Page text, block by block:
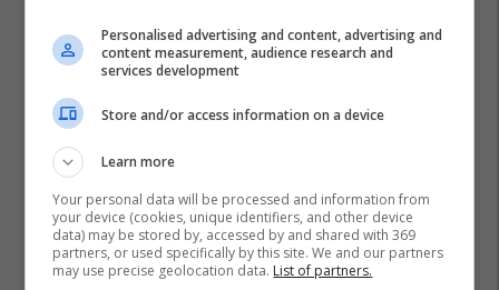
Personalised advertising and content, advertising and
content measurement, audience research and
services development
Store and/or access information on a device
Learn more
Your personal data will be processed and information from
your device (cookies, unique identifiers, and other device
data) may be stored by, accessed by and shared with 369
partners, or used specifically by this site. We and our partners
may use precise geolocation data. List of partners.